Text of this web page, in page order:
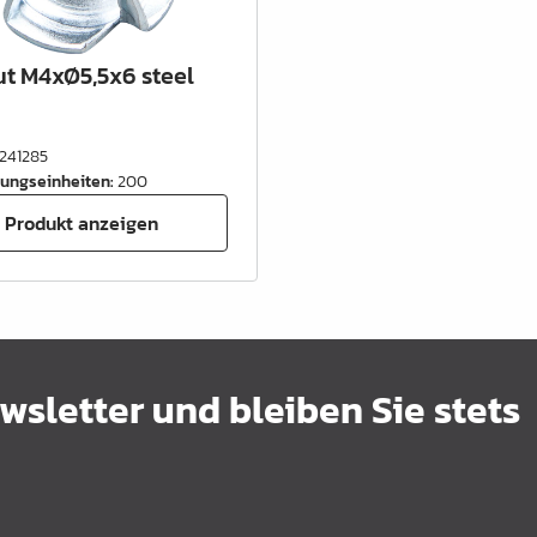
M4xØ5,5x6 steel
241285
:200
Produkt anzeigen
und bleiben Sie stets